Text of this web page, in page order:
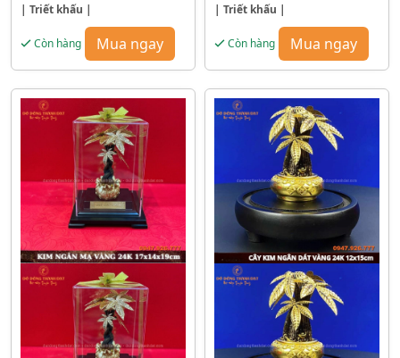
| Triết khấu |
Còn hàng Mua ngay
| Triết khấu |
Còn hàng Mua ngay